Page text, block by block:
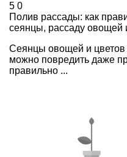
5 0
Полив рассады: как
сеянцы, рассаду овощей
Сеянцы овощей и цветов
можно повредить даже
правильно ...